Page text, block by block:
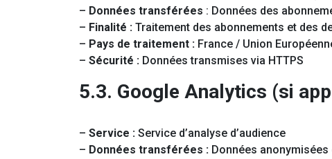
– Données transférées : Données des
– Finalité : Traitement des abonnements et des
– Pays de traitement : France / Union
– Sécurité : Données transmises via HTTPS
5.3. Google Analytics (si
– Service : Service d’analyse d’audience
– Données transférées : Données